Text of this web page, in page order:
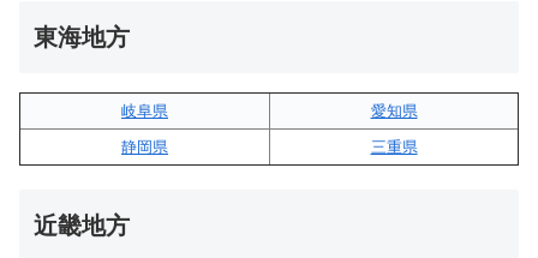
東海地方
岐阜県
愛知県
静岡県
三重県
近畿地方